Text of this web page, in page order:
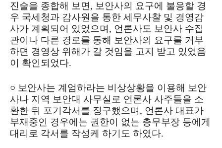
진술을 종합해 보면, 보안사의 요구에 불응할 경
우 국세청과 감사원을 통한 세무사찰 및 경영감
사가 계획되어 있었으며, 언론사도 보안사 수집
관이나 다른 경로를 통해 보안사의 요구를 거부
하면 경영상 위해가 갈 것임을 고지 받고 있었음
이 확인되었다.
○ 보안사는 계엄하라는 비상상황을 이용해 보안
사나 지역 보안대 사무실로 언론사 사주들을 소
환한 뒤 포기각서를 징구했으며, 언론사 대표가
부재중인 경우에는 권한이 없는 총무부장 등에게
대리로 각서를 작성케 하기도 하였다.